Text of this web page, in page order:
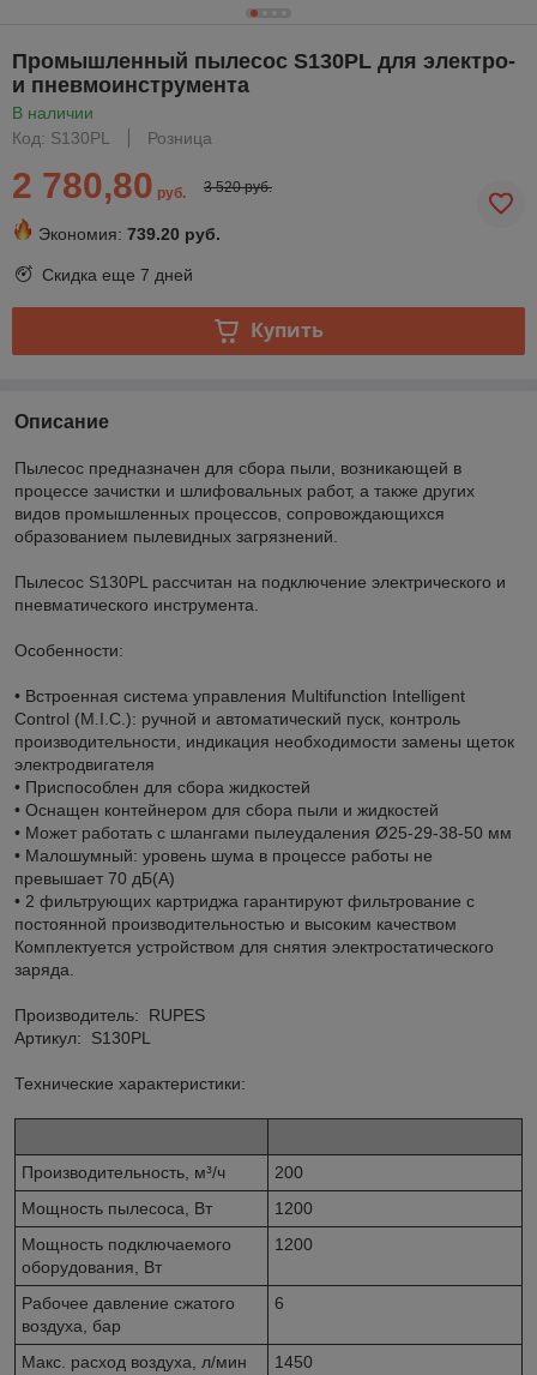
Промышленный пылесос S130PL для электро-
и пневмоинструмента
В наличии
Код: S130PL
Розница
2 780,80 руб. 3 520 руб.
Экономия: 739.20 руб.
Скидка еще 7 дней
Купить
Описание
Пылесос предназначен для сбора пыли, возникающей в
процессе зачистки и шлифовальных работ, а также других
видов промышленных процессов, сопровождающихся
образованием пылевидных загрязнений.
Пылесос S130PL рассчитан на подключение электрического и
пневматического инструмента.
Особенности:
• Встроенная система управления Multifunction Intelligent
Control (M.I.C.): ручной и автоматический пуск, контроль
производительности, индикация необходимости замены щеток
электродвигателя
• Приспособлен для сбора жидкостей
• Оснащен контейнером для сбора пыли и жидкостей
• Может работать с шлангами пылеудаления Ø25-29-38-50 мм
• Малошумный: уровень шума в процессе работы не
превышает 70 дБ(А)
• 2 фильтрующих картриджа гарантируют фильтрование с
постоянной производительностью и высоким качеством
Комплектуется устройством для снятия электростатического
заряда.
Производитель: RUPES
Артикул: S130PL
Технические характеристики:
Производительность, м³/ч
200
Мощность пылесоса, Вт
1200
Мощность подключаемого
оборудования, Вт
1200
Рабочее давление сжатого
воздуха, бар
6
Макс. расход воздуха, л/мин
1450